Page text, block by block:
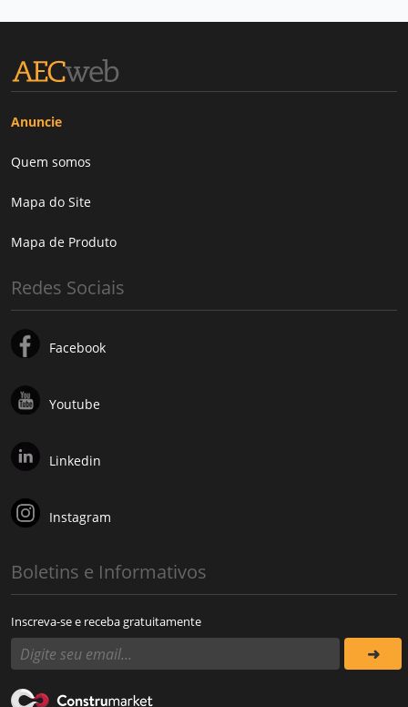
Anuncie
Quem somos
Mapa do Site
Mapa de Produto
Redes Sociais
Facebook
Youtube
Linkedin
Instagram
Boletins e Informativos
Inscreva-se e receba gratuitamente